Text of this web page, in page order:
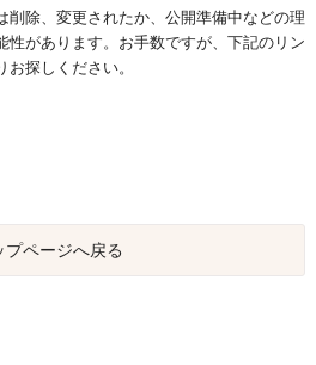
削除、変更されたか、公開準備中などの理
性があります。お手数ですが、下記のリン
お探しください。
プページへ戻る